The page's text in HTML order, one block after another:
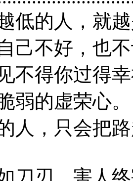
低的人，就
己不好，也
不得你过得
弱的虚荣心。
人，只会把
刀刃，害人